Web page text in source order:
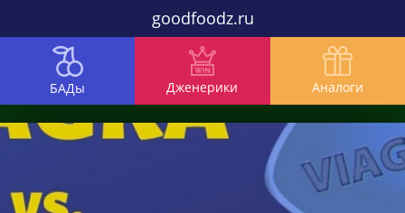
goodfoodz.ru
БАДы Дженерики Аналоги